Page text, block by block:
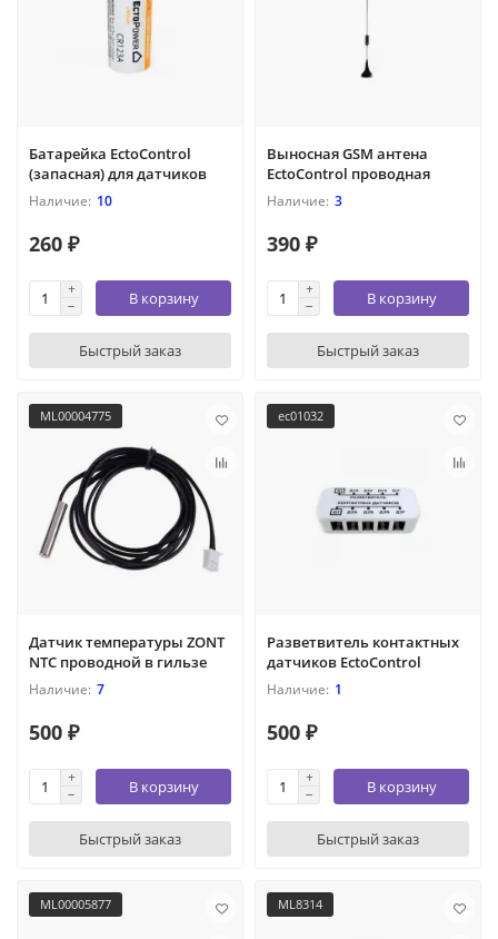
Батарейка EctoControl
(запасная) для датчиков
10
260 ₽
В корзину
Быстрый заказ
Выносная GSM антена
EctoControl проводная
3
390 ₽
В корзину
Быстрый заказ
ML00004775
Датчик температуры ZONT
NTC проводной в гильзе
7
500 ₽
В корзину
Быстрый заказ
ec01032
Разветвитель контактных
датчиков EctoControl
1
500 ₽
В корзину
Быстрый заказ
ML00005877 ML8314